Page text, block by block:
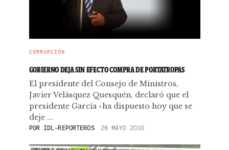
CORRUPCIÓN
GOBIERNO DEJA SIN EFECTO COMPRA DE PORTATROPAS
El presidente del Consejo de Ministros,
Javier Velásquez Quesquén, declaró que el
presidente García «ha dispuesto hoy que se
deje ...
POR IDL-REPORTEROS 26 MAYO 2010